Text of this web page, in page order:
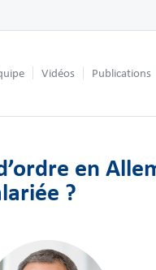
Vidéos Publications
en
?